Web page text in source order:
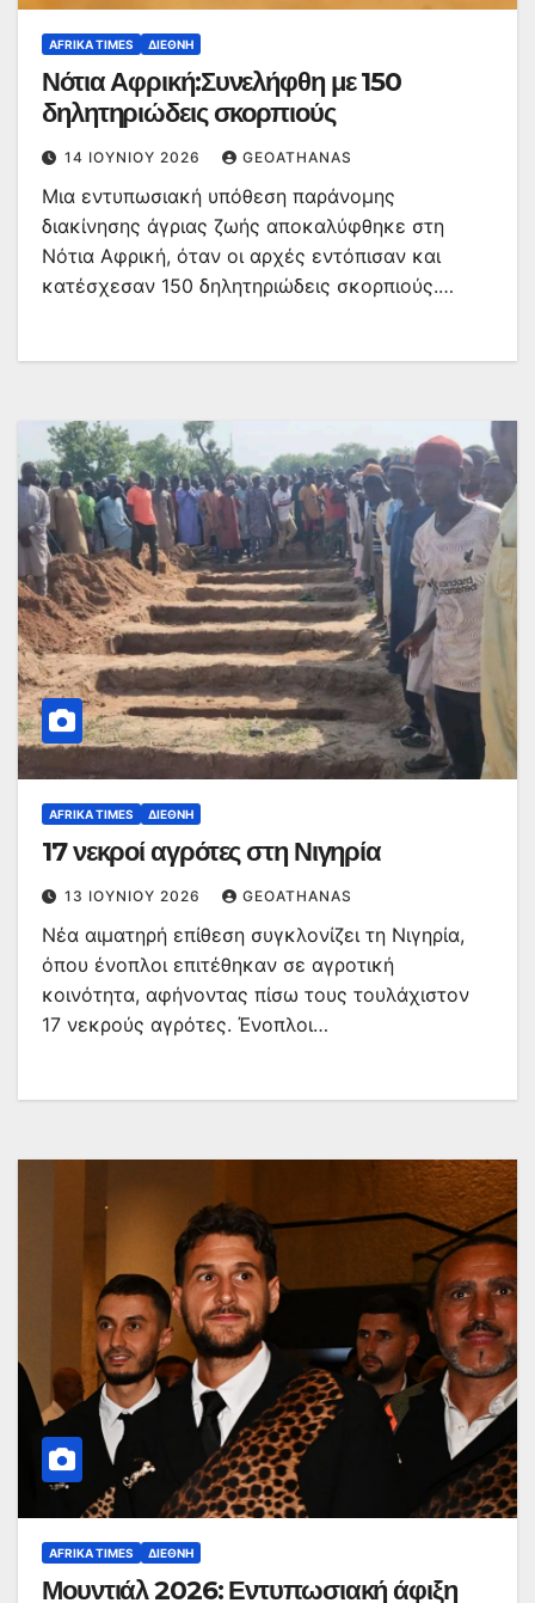
AFRIKA TIMES ΔΙΕΘΝΉ
Νότια Αφρική:Συνελήφθη με 150
δηλητηριώδεις σκορπιούς
14 ΙΟΥΝΊΟΥ 2026 GEOATHANAS
Μια εντυπωσιακή υπόθεση παράνομης
διακίνησης άγριας ζωής αποκαλύφθηκε στη
Νότια Αφρική, όταν οι αρχές εντόπισαν και
κατέσχεσαν 150 δηλητηριώδεις σκορπιούς.…
AFRIKA TIMES ΔΙΕΘΝΉ
17 νεκροί αγρότες στη Νιγηρία
13 ΙΟΥΝΊΟΥ 2026 GEOATHANAS
Νέα αιματηρή επίθεση συγκλονίζει τη Νιγηρία,
όπου ένοπλοι επιτέθηκαν σε αγροτική
κοινότητα, αφήνοντας πίσω τους τουλάχιστον
17 νεκρούς αγρότες. Ένοπλοι…
AFRIKA TIMES ΔΙΕΘΝΉ
Μουντιάλ 2026: Εντυπωσιακή άφιξη